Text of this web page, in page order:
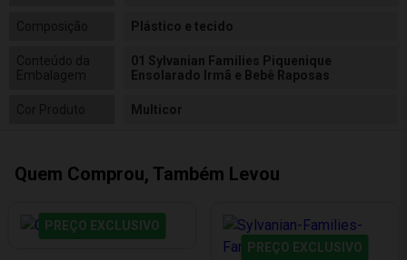
Composição Plástico e tecido
Conteúdo da
Embalagem
01 Sylvanian Families Piquenique
Ensolarado Irmã e Bebê Raposas
Multicor
Quem Comprou, Também Levou
PREÇO EXCLUSIVO
PREÇO EXCLUSIVO